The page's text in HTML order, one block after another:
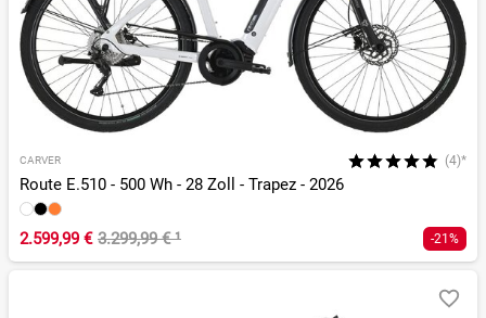
CARVER (4)*
Route E.510 - 500 Wh - 28 Zoll - Trapez - 2026
2.599,99 € 3.299,99 €¹ -21%